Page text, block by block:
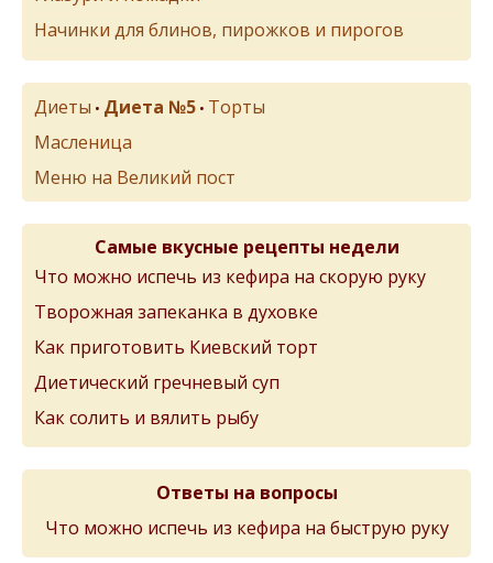
Начинки для блинов, пирожков и пирогов
Диеты • Диета №5 • Торты
Масленица
Меню на Великий пост
Самые вкусные рецепты недели
Что можно испечь из кефира на скорую руку
Творожная запеканка в духовке
Как приготовить Киевский торт
Диетический гречневый суп
Как солить и вялить рыбу
Ответы на вопросы
Что можно испечь из кефира на быструю руку